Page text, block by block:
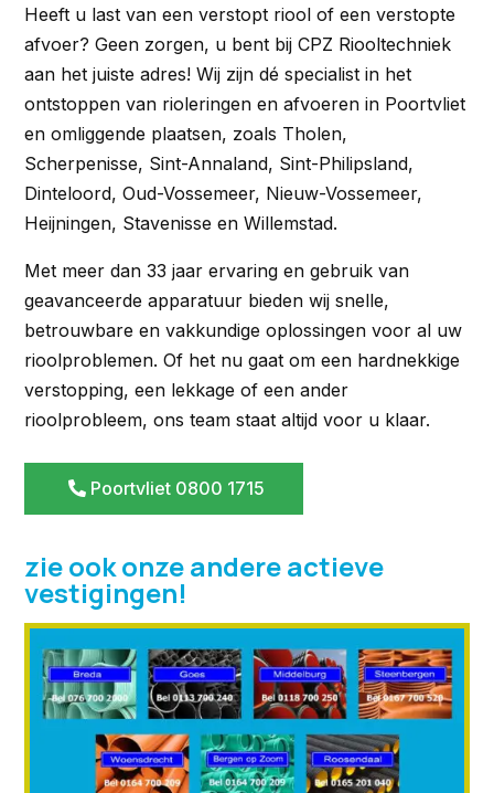
Heeft u last van een verstopt riool of een verstopte
afvoer? Geen zorgen, u bent bij CPZ Riooltechniek
aan het juiste adres! Wij zijn dé specialist in het
ontstoppen van rioleringen en afvoeren in Poortvliet
en omliggende plaatsen, zoals Tholen,
Scherpenisse, Sint-Annaland, Sint-Philipsland,
Dinteloord, Oud-Vossemeer, Nieuw-Vossemeer,
Heijningen, Stavenisse en Willemstad.
Met meer dan 33 jaar ervaring en gebruik van
geavanceerde apparatuur bieden wij snelle,
betrouwbare en vakkundige oplossingen voor al uw
rioolproblemen. Of het nu gaat om een hardnekkige
verstopping, een lekkage of een ander
rioolprobleem, ons team staat altijd voor u klaar.
Poortvliet 0800 1715
zie ook onze andere actieve
vestigingen!